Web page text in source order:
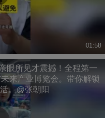
01:58
眼所见才震撼！全程第一
来产业博览会。带你解锁
。@张朝阳